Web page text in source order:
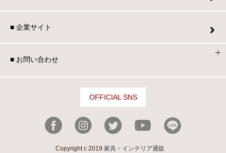
■ 企業サイト
■ お問い合わせ
OFFICIAL SNS
Copyright c 2019 家具・インテリア通販